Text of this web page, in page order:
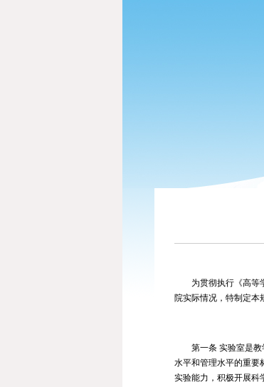
为贯彻执行《高等
院实际情况，特制定本
第一条 实验室是
水平和管理水平的重要
实验能力，积极开展科